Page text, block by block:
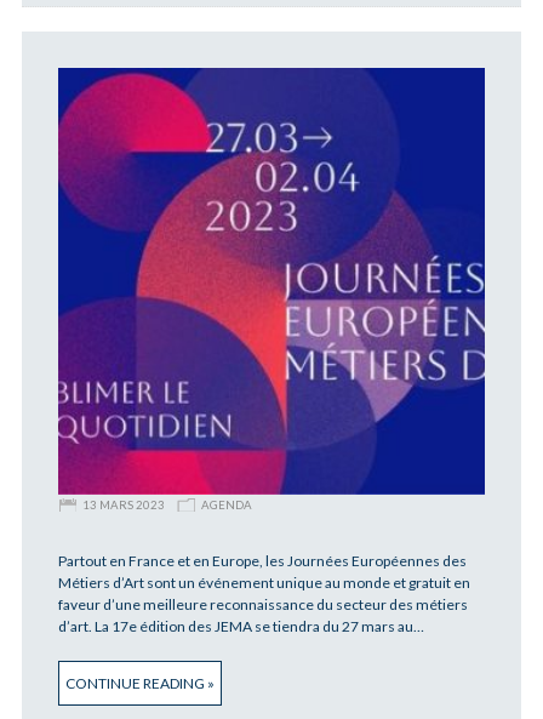
13 MARS 2023 AGENDA
Partout en France et en Europe, les Journées Européennes des
Métiers d’Art sont un événement unique au monde et gratuit en
faveur d’une meilleure reconnaissance du secteur des métiers
d’art. La 17e édition des JEMA se tiendra du 27 mars au…
CONTINUE READING »